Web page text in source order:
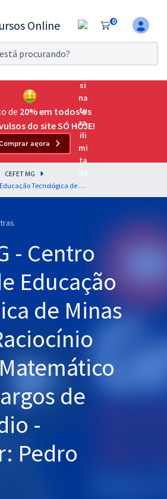
0
11
grátis por 7 dias!
Passar
para o Exame da
para as principais
de 20% em todos os
do site SÓ HOJE!
agora
CEFET MG
CEFET MG - Centro Federal de Educação Tecnológica de Minas Gerais - Raciocínio Lógico e Matemático para os Cargos de Nível Médio - Professor: Pedro Campos
- Centro
Educação
de Minas
de
-
Pedro